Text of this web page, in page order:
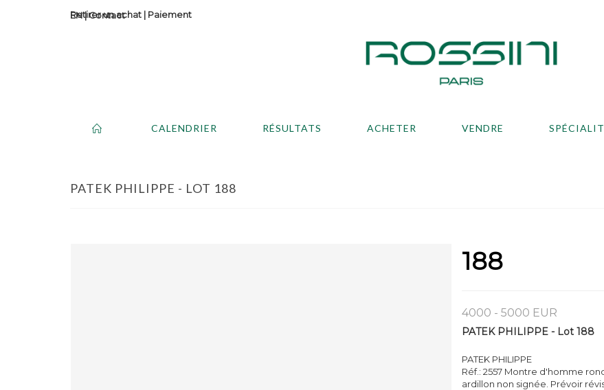
Contact
Retirer un achat | Paiement
CALENDRIER RÉSULTATS ACHETER VENDRE
PATEK PHILIPPE - LOT 188
188
4000 - 5000 EUR
PATEK PHILIPPE - Lot 188
PATEK PHILIPPE
Réf.: 2557 Montre d'homme
ardillon non signée. Prévoir